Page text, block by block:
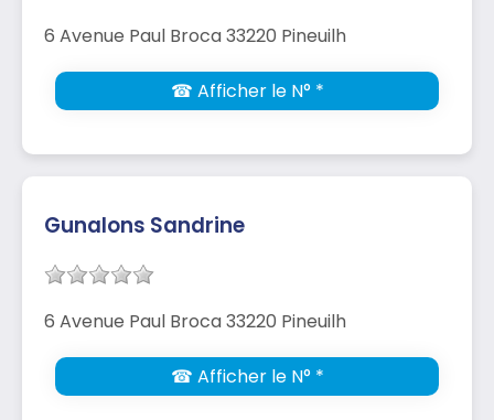
6 Avenue Paul Broca 33220 Pineuilh
☎ Afficher le N° *
Gunalons Sandrine
6 Avenue Paul Broca 33220 Pineuilh
☎ Afficher le N° *